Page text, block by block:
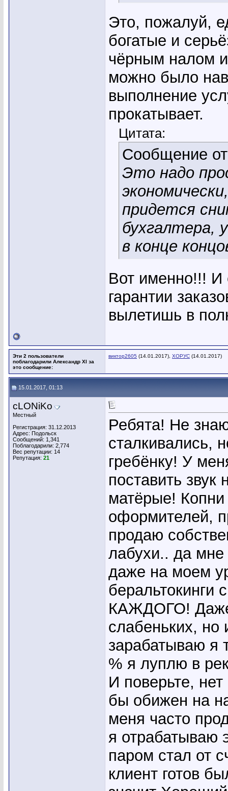
Это, пожалуй,
богатые и
чёрным налом
можно было
выполнение
прокатывает.
Цитата:
Сообщение
Это надо
придется
бухгалтера,
в конце
Вот именно!!! И
гарантии
вылетишь в
Эти 2 пользователи
поблагодарили Александр XI за
это сообщение:
виктор2605 (14.01.2017), ХОРУС (14.01.2017)
15.01.2017, 01:13
cLONiKo
Местный
Регистрация: 31.12.2013
Адрес: Подольск
Сообщений: 1,341
Поблагодарили: 2,774
Вес репутации: 14
Репутация: 21
Ребята! Не
сталкивались,
гребёнку! У
поставить
матёрые!
оформителей,
продаю
лабухи.. да мне
даже на моем
беральтокинги
КАЖДОГО! Даже
слабеньких,
зарабатываю я
% я луплю в
И поверьте,
бы обижен на
меня часто
я отрабатываю
паром стал от
клиент готов